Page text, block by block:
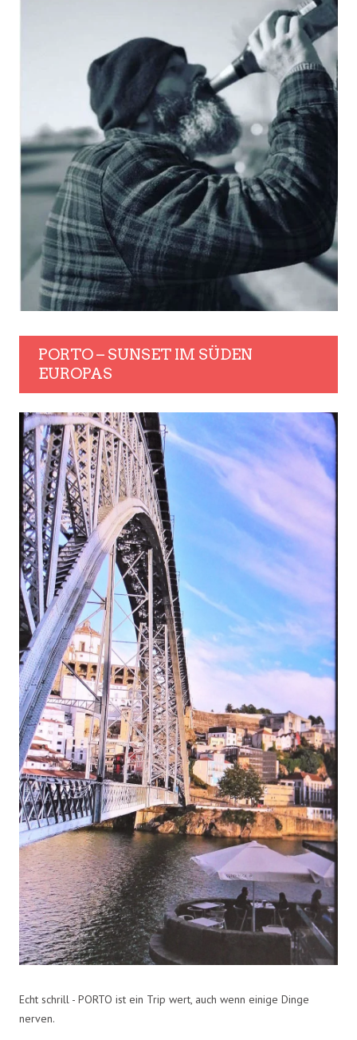
PORTO – SUNSET IM SÜDEN
EUROPAS
Echt schrill - PORTO ist ein Trip wert, auch wenn einige Dinge
nerven.